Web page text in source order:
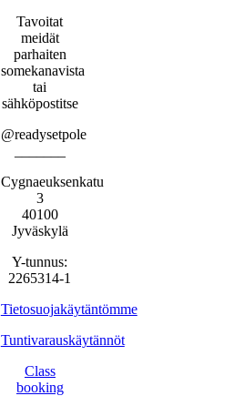
Tavoitat
meidät
parhaiten
somekanavista
tai
sähköpostitse
@readysetpole
Cygnaeuksenkatu
3
40100
Jyväskylä
Y-tunnus:
2265314-1
Tietosuojakäytäntömme
Tuntivarauskäytännöt
Class
booking